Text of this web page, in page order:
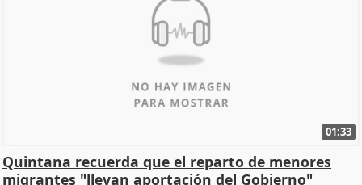
01:33
Quintana recuerda que el reparto de menores
migrantes "llevan aportación del Gobierno"